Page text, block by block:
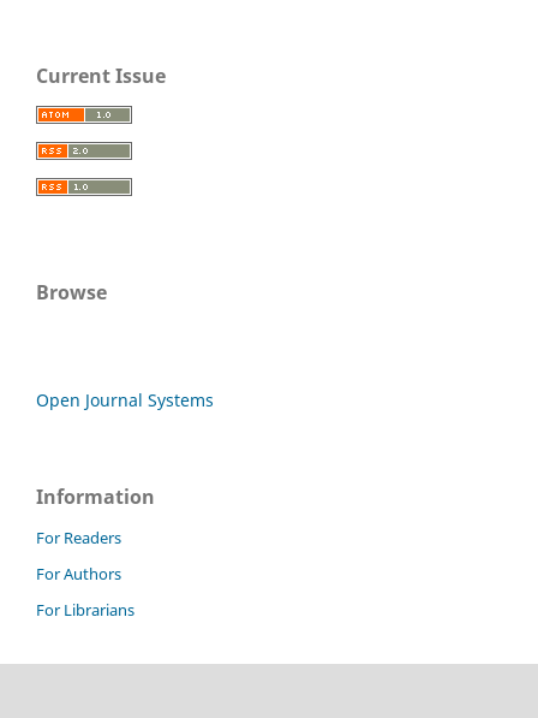
Current Issue
Browse
Open Journal Systems
Information
For Readers
For Authors
For Librarians